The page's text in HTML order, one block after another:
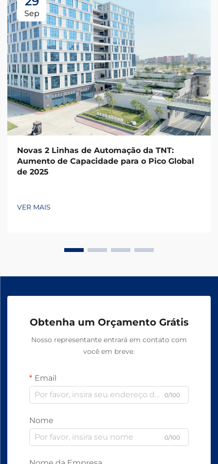
Sep
Novas 2 Linhas de Automação da TNT:
Aumento de Capacidade para o Pico Global
de 2025
VER MAIS
Obtenha um Orçamento Grátis
Nosso representante entrará em contato com
você em breve.
Email
0/100
Nome
0/100